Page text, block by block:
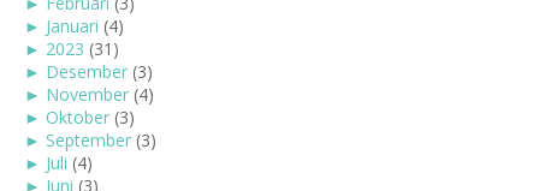
► Januari (4)
► 2023 (31)
► Desember (3)
► November (4)
► Oktober (3)
► September (3)
► Juli (4)
► Juni (3)